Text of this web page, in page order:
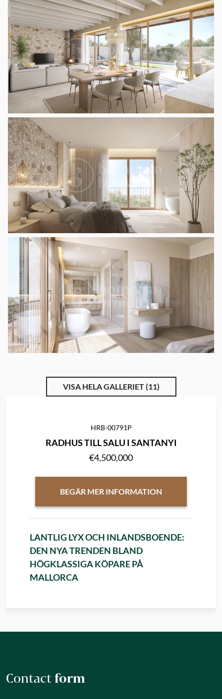
VISA HELA GALLERIET (11)
HRB-00791P
RADHUS TILL SALU I SANTANYI
€4,500,000
BEGÄR MER INFORMATION
LANTLIG LYX OCH INLANDSBOENDE:
DEN NYA TRENDEN BLAND
HÖGKLASSIGA KÖPARE PÅ
MALLORCA
Contact form